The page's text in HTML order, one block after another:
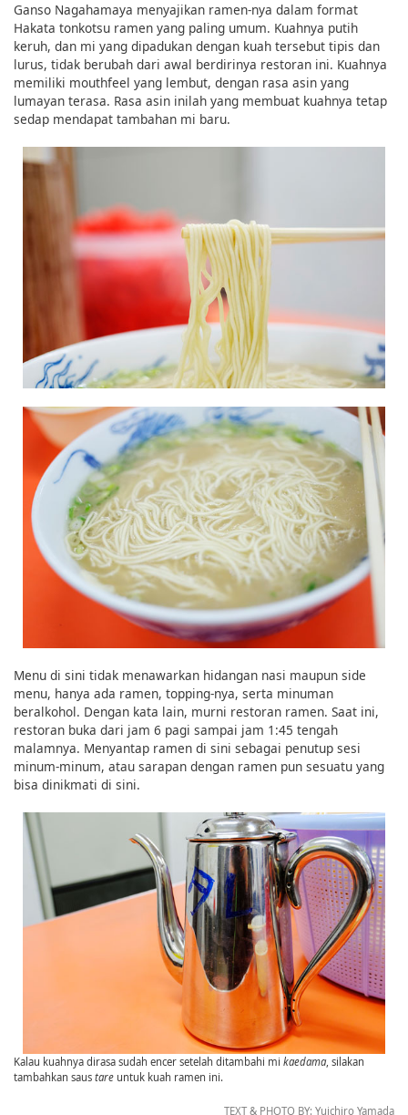
Ganso Nagahamaya menyajikan ramen-nya dalam format
Hakata tonkotsu ramen yang paling umum. Kuahnya putih
keruh, dan mi yang dipadukan dengan kuah tersebut tipis dan
lurus, tidak berubah dari awal berdirinya restoran ini. Kuahnya
memiliki mouthfeel yang lembut, dengan rasa asin yang
lumayan terasa. Rasa asin inilah yang membuat kuahnya tetap
sedap mendapat tambahan mi baru.
Menu di sini tidak menawarkan hidangan nasi maupun side
menu, hanya ada ramen, topping-nya, serta minuman
beralkohol. Dengan kata lain, murni restoran ramen. Saat ini,
restoran buka dari jam 6 pagi sampai jam 1:45 tengah
malamnya. Menyantap ramen di sini sebagai penutup sesi
minum-minum, atau sarapan dengan ramen pun sesuatu yang
bisa dinikmati di sini.
Kalau kuahnya dirasa sudah encer setelah ditambahi mi kaedama, silakan
tambahkan saus tare untuk kuah ramen ini.
TEXT & PHOTO BY: Yuichiro Yamada